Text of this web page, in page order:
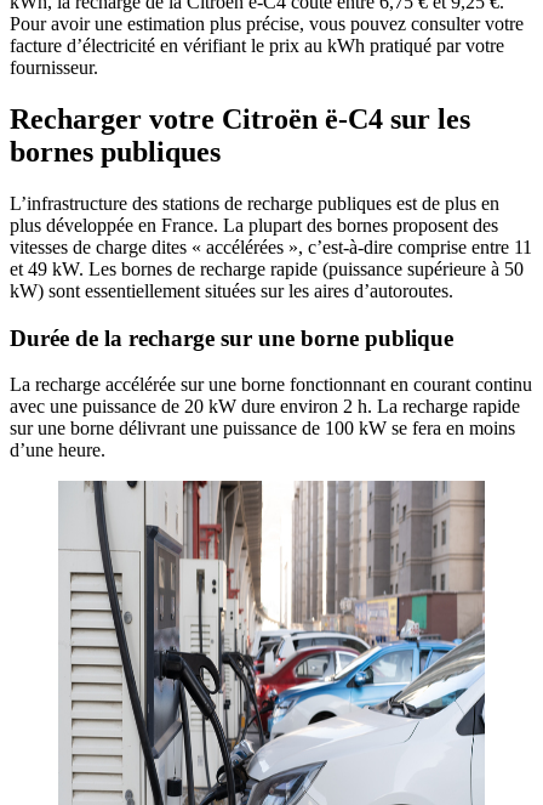
Pour avoir une estimation plus précise, vous pouvez consulter votre
facture d’électricité en vérifiant le prix au kWh pratiqué par votre
fournisseur.
Recharger votre Citroën ë-C4 sur les
bornes publiques
L’infrastructure des stations de recharge publiques est de plus en
plus développée en France. La plupart des bornes proposent des
vitesses de charge dites « accélérées », c’est-à-dire comprise entre 11
et 49 kW. Les bornes de recharge rapide (puissance supérieure à 50
kW) sont essentiellement situées sur les aires d’autoroutes.
Durée de la recharge sur une borne publique
La recharge accélérée sur une borne fonctionnant en courant continu
avec une puissance de 20 kW dure environ 2 h. La recharge rapide
sur une borne délivrant une puissance de 100 kW se fera en moins
d’une heure.